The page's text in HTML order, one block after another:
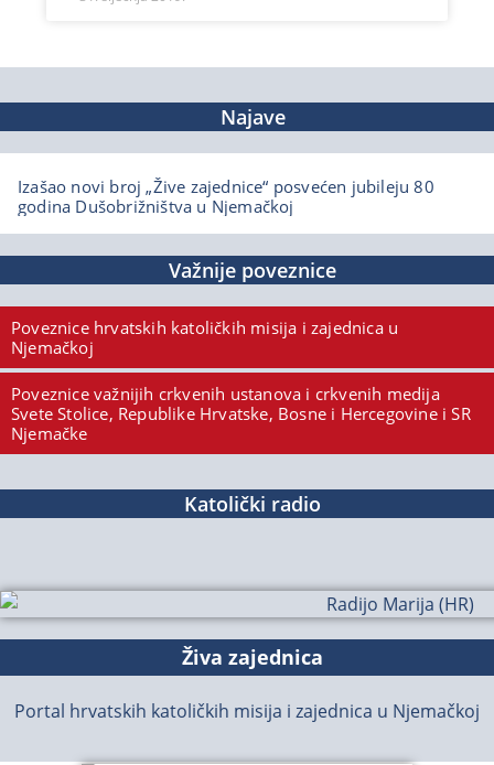
Najave
Izašao novi broj „Žive zajednice“ posvećen jubileju 80
godina Dušobrižništva u Njemačkoj
Važnije poveznice
Poveznice hrvatskih katoličkih misija i zajednica u
Njemačkoj
Poveznice važnijih crkvenih ustanova i crkvenih medija
Svete Stolice, Republike Hrvatske, Bosne i Hercegovine i SR
Njemačke
Katolički radio
Živa zajednica
Portal hrvatskih katoličkih misija i zajednica u Njemačkoj